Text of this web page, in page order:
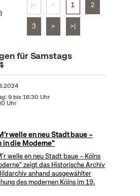
|< < 1 2
3 > >|
für Samstags
9 bis 16:30 Uhr
Uhr
welle en neu Stadt baue –
in die Moderne"
welle en neu Stadt baue – Kölns
zeigt das Historische Archiv
anhand ausgewählter
des modernen Kölns im 19.